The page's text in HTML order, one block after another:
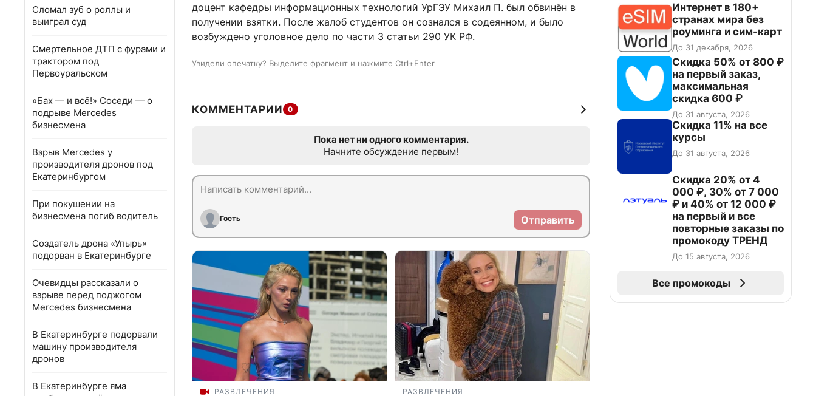
Сломал зуб о роллы и
выиграл суд
Смертельное ДТП с фурами и
трактором под
Первоуральском
«Бах — и всё!» Соседи — о
подрыве Mercedes
бизнесмена
Взрыв Mercedes у
производителя дронов под
Екатеринбургом
При покушении на
бизнесмена погиб водитель
Создатель дрона «Упырь»
подорван в Екатеринбурге
Очевидцы рассказали о
взрыве перед поджогом
Mercedes бизнесмена
В Екатеринбурге подорвали
машину производителя
дронов
В Екатеринбурге яма
доцент кафедры информационных технологий УрГЭУ Михаил П. был обвинён в
получении взятки. После жалоб студентов он сознался в содеянном, и было
возбуждено уголовное дело по части 3 статьи 290 УК РФ.
Увидели опечатку? Выделите фрагмент и нажмите Ctrl+Enter
КОММЕНТАРИИ 0
Пока нет ни одного комментария.
Начните обсуждение первым!
Гость Отправить
РАЗВЛЕЧЕНИЯ РАЗВЛЕЧЕНИЯ
Интернет в 180+
странах мира без
роуминга и сим-карт
До 31 декабря, 2026
Скидка 50% от 800 ₽
на первый заказ,
максимальная
скидка 600 ₽
До 31 августа, 2026
Скидка 11% на все
курсы
До 31 августа, 2026
Скидка 20% от 4
000 ₽, 30% от 7 000
₽ и 40% от 12 000 ₽
на первый и все
повторные заказы по
промокоду ТРЕНД
До 15 августа, 2026
Все промокоды